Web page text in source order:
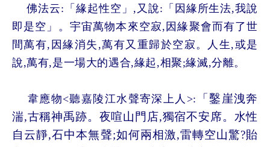
佛法云:「緣起性空」,又說:「因緣所生法,我說
即是空」 。 宇宙萬物本來空寂,因緣聚會而有了世
間萬有,因緣消失,萬有又重歸於空寂。人生,或是
說,萬有,是一場大的遇合,緣起,相聚;緣滅,分離。
韋應物<聽嘉陵江水聲寄深上人>:
「鑿崖洩奔
湍,古稱神禹跡。夜喧山門店,獨宿不安席。水性
自云靜,石中本無聲;如何兩相激,雷轉空山驚?貽